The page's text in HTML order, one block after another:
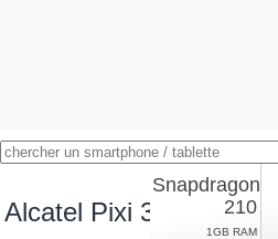
Alcatel Pixi 3 7.0 LTE
Snapdragon
210
1GB RAM